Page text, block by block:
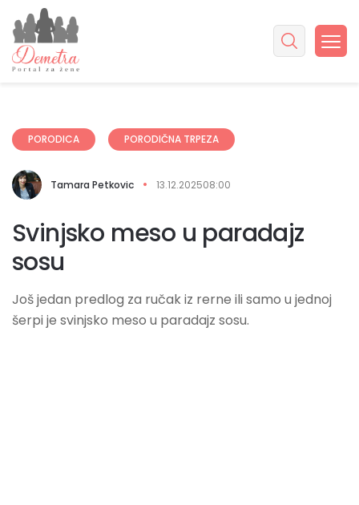
PORODICA PORODIČNA TRPEZA
Tamara Petkovic 13.12.202508:00
Svinjsko meso u paradajz
sosu
Još jedan predlog za ručak iz rerne ili samo u jednoj
šerpi je svinjsko meso u paradajz sosu.